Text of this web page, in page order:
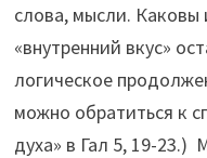
слова, мысли. Каковы
«внутренний вкус»
логическое
можно обратиться к
духа» в Гал 5, 19-